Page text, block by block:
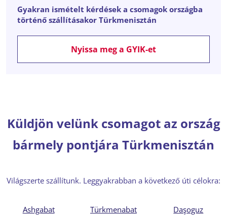
Gyakran ismételt kérdések a csomagok országba
történő szállításakor Türkmenisztán
Nyissa meg a GYIK-et
Küldjön velünk csomagot az ország
bármely pontjára Türkmenisztán
Világszerte szállítunk. Leggyakrabban a következő úti célokra:
Ashgabat Türkmenabat
Daşoguz